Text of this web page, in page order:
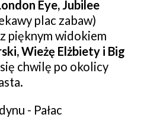
Eye, Jubilee
plac zabaw)
z pięknym widokiem
Wieżę Elżbiety i Big
chwilę po okolicy